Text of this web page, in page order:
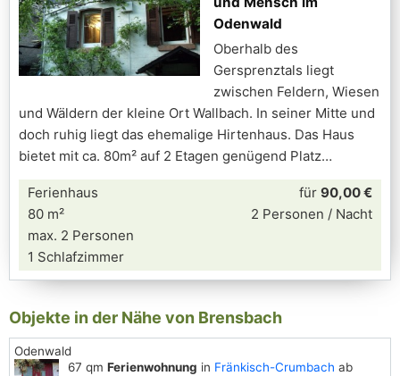
Odenwald
Oberhalb des
Gersprenztals liegt
zwischen Feldern, Wiesen
und Wäldern der kleine Ort Wallbach. In seiner Mitte und
doch ruhig liegt das ehemalige Hirtenhaus. Das Haus
bietet mit ca. 80m² auf 2 Etagen genügend Platz
Ferienhaus
80 m²
max. 2 Personen
1 Schlafzimmer
für 90,00 €
2 Personen / Nacht
Objekte in der Nähe von Brensbach
Odenwald
67 qm Ferienwohnung in Fränkisch-Crumbach ab